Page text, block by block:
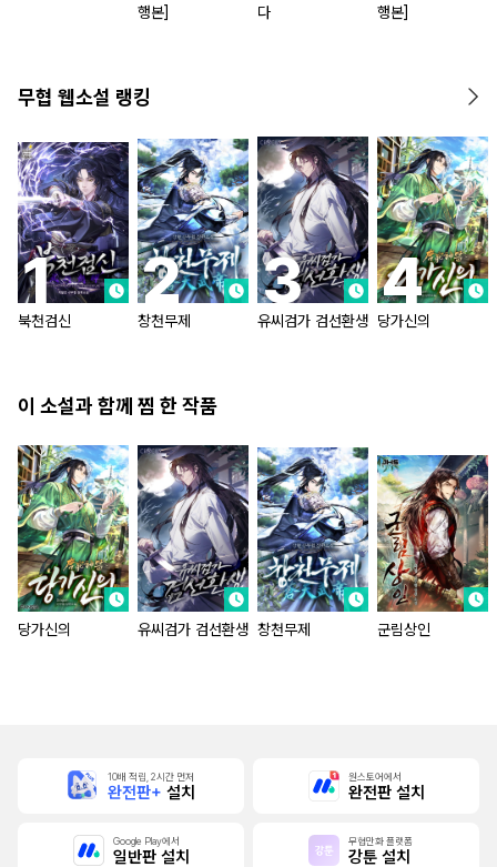
행본]
다
행본]
무협 웹소설 랭킹
북천검신 창천무제 유씨검가 검선환생 당가신의
이 소설과 함께 찜 한 작품
당가신의 유씨검가 검선환생 창천무제 군림상인
10배 적립, 2시간 먼저
완전판+ 설치
원스토어에서
완전판 설치
Google Play에서
일반판 설치
무협만화 플랫폼
강툰 설치